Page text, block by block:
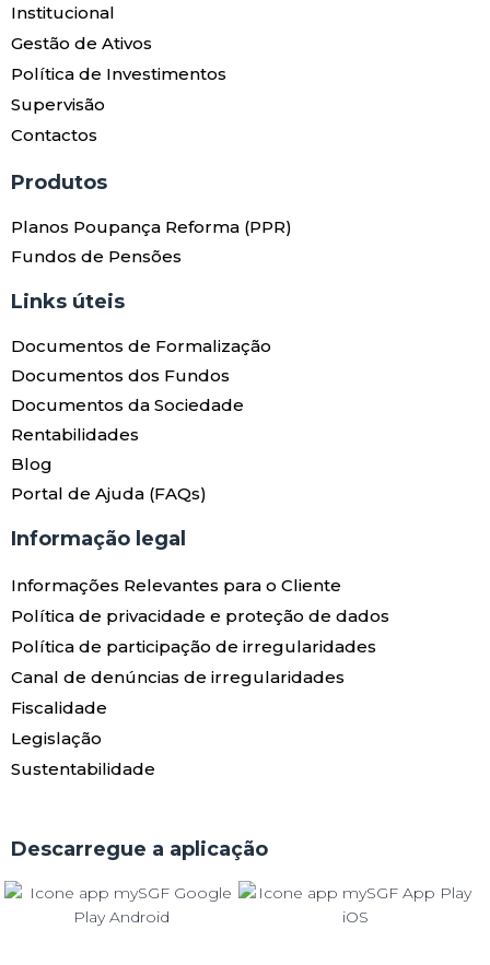
Institucional
Gestão de Ativos
Política de Investimentos
Supervisão
Contactos
Produtos​
Planos Poupança Reforma (PPR)
Fundos de Pensões
Links úteis​
Documentos de Formalização
Documentos dos Fundos
Documentos da Sociedade
Rentabilidades
Blog
Portal de Ajuda (FAQs)
Informação legal
Informações Relevantes para o Cliente
Política de privacidade e proteção de dados
Política de participação de irregularidades
Canal de denúncias de irregularidades
Fiscalidade
Legislação
Sustentabilidade
Descarregue a aplicação